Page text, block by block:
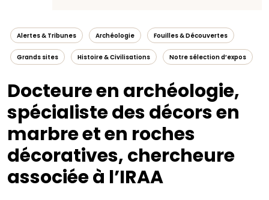
Alertes & Tribunes Archéologie Fouilles & Découvertes
Grands sites Histoire & Civilisations Notre sélection d’expos
Docteure en archéologie,
spécialiste des décors en
marbre et en roches
décoratives, chercheure
associée à l’IRAA